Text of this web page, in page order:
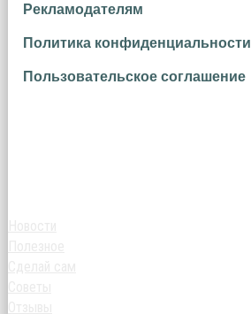
Рекламодателям
Политика конфиденциальности
Пользовательское соглашение